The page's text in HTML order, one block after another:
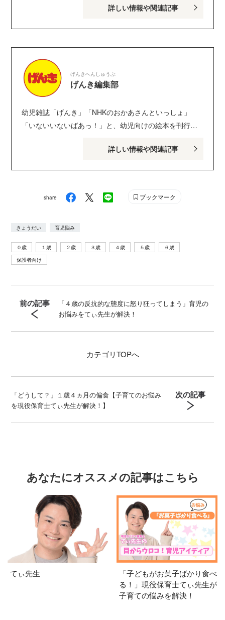
の講演は年間50回以上。 他園で保育内容へのアドバイス
かわいらしい子どもの日常についてのつぶやきが好評を
博し、X（旧Twitter）フォロワー数は62万人を超える。子
育てのハウツーを発信しているYouTubeも大人気。 著書
は『子どもに伝わるスゴ技大全 カリスマ保育士てぃ先
ド社）、『ほぉ…、ここがちきゅうのほいくえんか。』
（ベストセラーズ）、コミックほか多数。 Twitter：
詳しい情報や関連記事
げんきへんしゅうぶ
げんき編集部
幼児雑誌「げんき」「NHKのおかあさんといっしょ」
「いないいないばあっ！」と、幼児向けの絵本を刊行し
のお子さんがいるパパ・ママを中心に、おもしろくて役
詳しい情報や関連記事
share ブックマーク
きょうだい 育児悩み
０歳 １歳 ２歳 ３歳 ４歳 ５歳
６歳
保護者向け
前の記事
「４歳の反抗的な態度に怒り狂ってしまう」育児の
お悩みをてぃ先生が解決！
カテゴリTOPへ
「どうして？」１歳４ヵ月の偏食【子育てのお悩み
を現役保育士てぃ先生が解決！】
次の記事
あなたにオススメの記事はこちら
てぃ先生
「子どもがお菓子ばかり食べ
る！」現役保育士てぃ先生が
子育ての悩みを解決！